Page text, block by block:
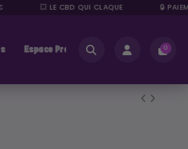
💥 LE CBD QUI CLAQUE 🔒
Espace Pros 0